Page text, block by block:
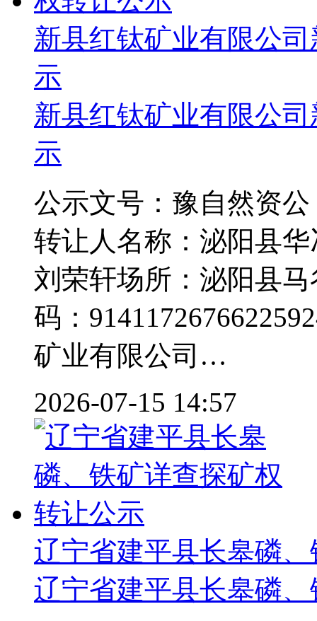
新县红钛矿业有限公
示
新县红钛矿业有限公
示
公示文号：豫自然资公
转让人名称：泌阳县
刘荣轩场所：泌阳县
码：
矿业有限公司…
2026-07-15 14:57
辽宁省建平县长皋磷
辽宁省建平县长皋磷、